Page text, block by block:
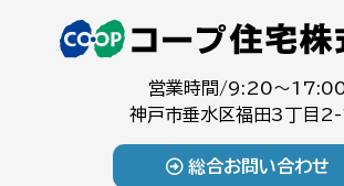
営業時間/9:20～
神戸市垂水区福田3丁目
総合お問い合わせ